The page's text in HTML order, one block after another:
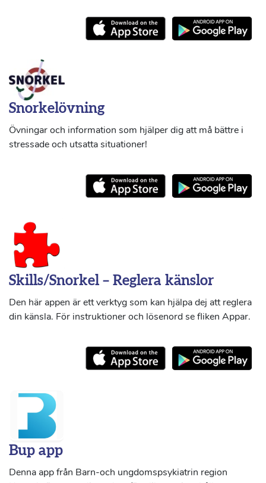
Snorkelövning
Övningar och information som hjälper dig att må bättre i
stressade och utsatta situationer!
Skills/Snorkel – Reglera känslor
Den här appen är ett verktyg som kan hjälpa dej att reglera
din känsla. För instruktioner och lösenord se fliken Appar.
Bup app
Denna app från Barn-och ungdomspsykiatrin region